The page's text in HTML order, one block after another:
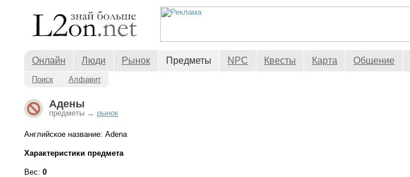
Онлайн Люди Рынок Предметы NPC Квесты Карта Общение
Поиск Алфавит
Адены
предметы → рынок
Английское название: Adena
Характеристики предмета
Вес: 0